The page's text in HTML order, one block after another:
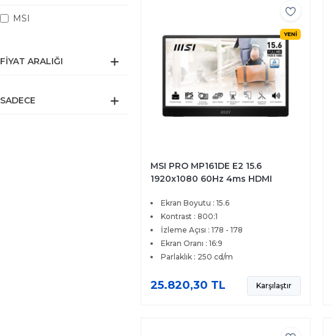
MSI
FIYAT ARALIĞI
SADECE
YENİ
MSI PRO MP161DE E2 15.6
1920x1080 60Hz 4ms HDMI
Ekran Boyutu : 15.6
Kontrast : 800:1
İzleme Açısı : 178 - 178
Ekran Oranı : 16:9
Parlaklık : 250 cd/m
25.820,30 TL Karşılaştır